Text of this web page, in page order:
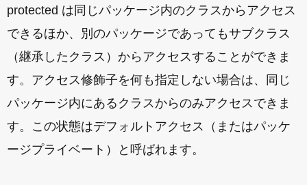
protected は同じパッケージ内のクラスからアクセス
できるほか、別のパッケージであってもサブクラス
（継承したクラス）からアクセスすることができま
す。アクセス修飾子を何も指定しない場合は、同じ
パッケージ内にあるクラスからのみアクセスできま
す。この状態はデフォルトアクセス（またはパッケ
ージプライベート）と呼ばれます。